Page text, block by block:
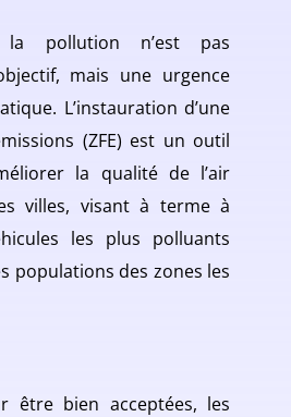
pollution n’est pas
mais une urgence
L’instauration d’une
(ZFE) est un outil
la qualité de l’air
villes, visant à terme à
les plus polluants
populations des zones les
être bien acceptées, les